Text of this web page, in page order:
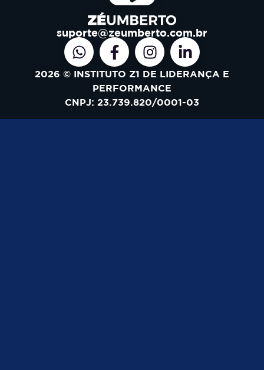
suporte@zeumberto.com.br
2026 © INSTITUTO Z1 DE LIDERANÇA E
PERFORMANCE
CNPJ: 23.739.820/0001-03